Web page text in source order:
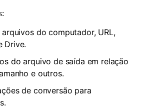
do computador, URL,
Drive.
do arquivo de saída em relação
e outros.
de conversão para